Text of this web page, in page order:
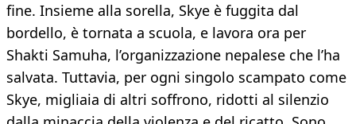
fine. Insieme alla sorella, Skye è fuggita dal
bordello, è tornata a scuola, e lavora ora per
Shakti Samuha, l’organizzazione nepalese che l’ha
salvata. Tuttavia, per ogni singolo scampato come
Skye, migliaia di altri soffrono, ridotti al silenzio